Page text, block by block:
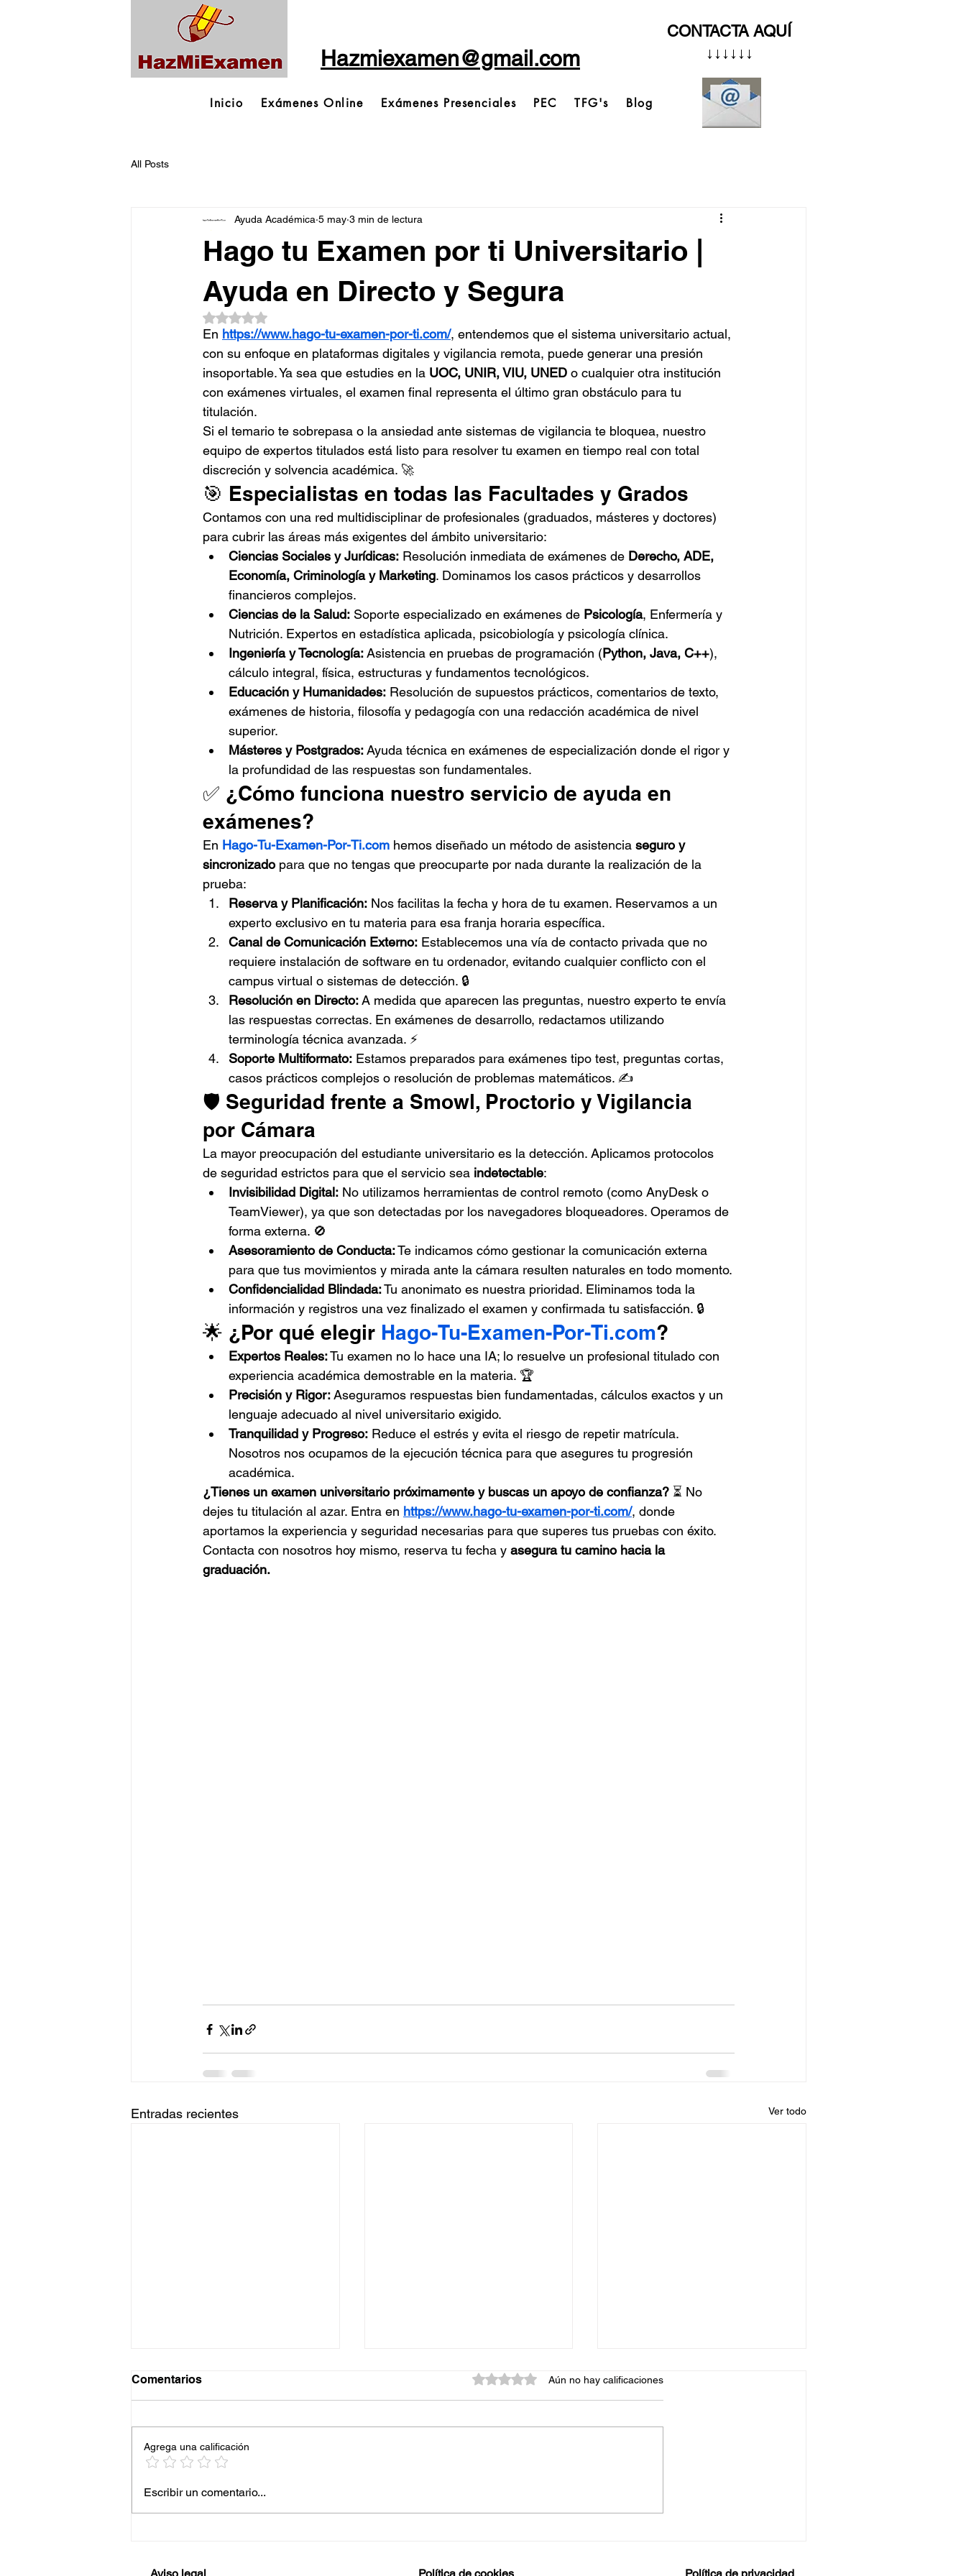
Hazmiexamen@gmail.com
CONTACTA AQUÍ
↓↓↓↓↓↓
Inicio Exámenes Online Exámenes Presenciales PEC TFG's Blog
All Posts
Hago tu Examen por ti Universitario |
Ayuda en Directo y Segura
Ayuda Académica 5 may 3 min de lectura
Obtuvo NaN de 5 estrellas.
En https://www.hago-tu-examen-por-ti.com/, entendemos que el sistema universitario actual,
con su enfoque en plataformas digitales y vigilancia remota, puede generar una presión
insoportable. Ya sea que estudies en la UOC, UNIR, VIU, UNED o cualquier otra institución
con exámenes virtuales, el examen final representa el último gran obstáculo para tu
titulación.
Si el temario te sobrepasa o la ansiedad ante sistemas de vigilancia te bloquea, nuestro
equipo de expertos titulados está listo para resolver tu examen en tiempo real con total
discreción y solvencia académica. 🚀
🎯 Especialistas en todas las Facultades y Grados
Contamos con una red multidisciplinar de profesionales (graduados, másteres y doctores)
para cubrir las áreas más exigentes del ámbito universitario:
Ciencias Sociales y Jurídicas: Resolución inmediata de exámenes de Derecho, ADE,
Economía, Criminología y Marketing. Dominamos los casos prácticos y desarrollos
financieros complejos.
Ciencias de la Salud: Soporte especializado en exámenes de Psicología, Enfermería y
Nutrición. Expertos en estadística aplicada, psicobiología y psicología clínica.
Ingeniería y Tecnología: Asistencia en pruebas de programación (Python, Java, C++),
cálculo integral, física, estructuras y fundamentos tecnológicos.
Educación y Humanidades: Resolución de supuestos prácticos, comentarios de texto,
exámenes de historia, filosofía y pedagogía con una redacción académica de nivel
superior.
Másteres y Postgrados: Ayuda técnica en exámenes de especialización donde el rigor y
la profundidad de las respuestas son fundamentales.
✅ ¿Cómo funciona nuestro servicio de ayuda en
exámenes?
En Hago-Tu-Examen-Por-Ti.com hemos diseñado un método de asistencia seguro y
sincronizado para que no tengas que preocuparte por nada durante la realización de la
prueba:
Reserva y Planificación: Nos facilitas la fecha y hora de tu examen. Reservamos a un
experto exclusivo en tu materia para esa franja horaria específica.
Canal de Comunicación Externo: Establecemos una vía de contacto privada que no
requiere instalación de software en tu ordenador, evitando cualquier conflicto con el
campus virtual o sistemas de detección. 🔒
Resolución en Directo: A medida que aparecen las preguntas, nuestro experto te envía
las respuestas correctas. En exámenes de desarrollo, redactamos utilizando
terminología técnica avanzada. ⚡
Soporte Multiformato: Estamos preparados para exámenes tipo test, preguntas cortas,
casos prácticos complejos o resolución de problemas matemáticos. ✍️
🛡️ Seguridad frente a Smowl, Proctorio y Vigilancia
por Cámara
La mayor preocupación del estudiante universitario es la detección. Aplicamos protocolos
de seguridad estrictos para que el servicio sea indetectable:
Invisibilidad Digital: No utilizamos herramientas de control remoto (como AnyDesk o
TeamViewer), ya que son detectadas por los navegadores bloqueadores. Operamos de
forma externa. 🚫
Asesoramiento de Conducta: Te indicamos cómo gestionar la comunicación externa
para que tus movimientos y mirada ante la cámara resulten naturales en todo momento.
Confidencialidad Blindada: Tu anonimato es nuestra prioridad. Eliminamos toda la
información y registros una vez finalizado el examen y confirmada tu satisfacción. 🔒
🌟 ¿Por qué elegir Hago-Tu-Examen-Por-Ti.com?
Expertos Reales: Tu examen no lo hace una IA; lo resuelve un profesional titulado con
experiencia académica demostrable en la materia. 🏆
Precisión y Rigor: Aseguramos respuestas bien fundamentadas, cálculos exactos y un
lenguaje adecuado al nivel universitario exigido.
Tranquilidad y Progreso: Reduce el estrés y evita el riesgo de repetir matrícula.
Nosotros nos ocupamos de la ejecución técnica para que asegures tu progresión
académica.
¿Tienes un examen universitario próximamente y buscas un apoyo de confianza? ⏳ No
dejes tu titulación al azar. Entra en https://www.hago-tu-examen-por-ti.com/, donde
aportamos la experiencia y seguridad necesarias para que superes tus pruebas con éxito.
Contacta con nosotros hoy mismo, reserva tu fecha y asegura tu camino hacia la
graduación.
Entradas recientes Ver todo
Cómo preparar un examen
Comentarios Obtuvo 0 de 5 estrellas.
Aún no hay calificaciones
Agrega una calificación
Escribir un comentario...
Aviso legal Política de cookies Política de privacidad